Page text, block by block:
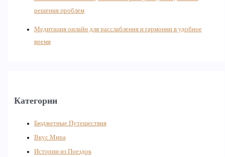
решения проблем
Медитация онлайн для расслабления и гармонии в удобное
время
Категории
Бюджетные Путешествия
Вкус Мира
Истории из Поездок